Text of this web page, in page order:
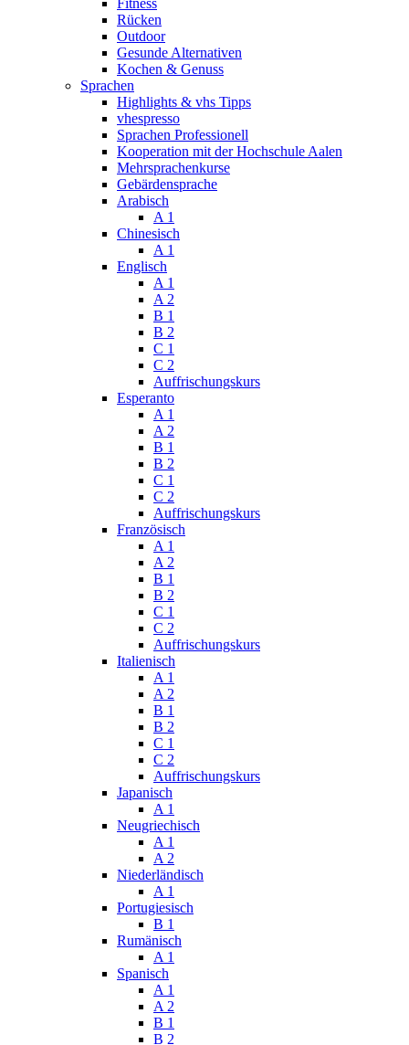
Rücken
Outdoor
Gesunde Alternativen
Kochen & Genuss
Sprachen
Highlights & vhs Tipps
vhespresso
Sprachen Professionell
Kooperation mit der Hochschule Aalen
Mehrsprachenkurse
Gebärdensprache
Arabisch
A 1
Chinesisch
A 1
Englisch
A 1
A 2
B 1
B 2
C 1
C 2
Auffrischungskurs
Esperanto
A 1
A 2
B 1
B 2
C 1
C 2
Auffrischungskurs
Französisch
A 1
A 2
B 1
B 2
C 1
C 2
Auffrischungskurs
Italienisch
A 1
A 2
B 1
B 2
C 1
C 2
Auffrischungskurs
Japanisch
A 1
Neugriechisch
A 1
A 2
Niederländisch
A 1
Portugiesisch
B 1
Rumänisch
A 1
Spanisch
A 1
A 2
B 1
B 2